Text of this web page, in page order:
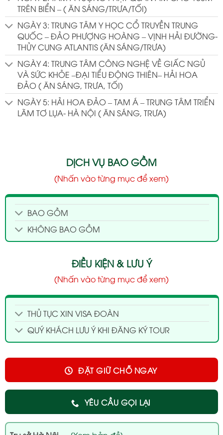
TRÊN BIỂN – ( ĂN SÁNG/TRƯA/TỐI)
NGÀY 3: TRUNG TÂM Y HỌC CỔ TRUYỀN TRUNG
QUỐC – ĐẢO PHƯỢNG HOÀNG – VỊNH HẢI ĐƯỜNG-
THỦY CUNG ATLANTIS (ĂN SÁNG/TRƯA)
NGÀY 4: TRUNG TÂM CÔNG NGHỆ VỀ GIẤC NGỦ
VÀ SỨC KHỎE –ĐẠI TIỂU ĐỘNG THIÊN– HẢI HOA
ĐẢO ( ĂN SÁNG, TRƯA, TỐI)
NGÀY 5: HẢI HOA ĐẢO – TAM Á – TRUNG TÂM TRIỂN
LÃM TƠ LỤA- HÀ NỘI ( ĂN SÁNG, TRƯA)
DỊCH VỤ BAO GỒM
(Nhấn vào từng mục để xem)
BAO GỒM
KHÔNG BAO GỒM
ĐIỀU KIỆN & LƯU Ý
(Nhấn vào từng mục để xem)
THỦ TỤC XIN VISA ĐOÀN
QUÝ KHÁCH LƯU Ý KHI ĐĂNG KÝ TOUR
YÊU CẦU GỌI LẠI
ĐẶT GIỮ CHỖ NGAY